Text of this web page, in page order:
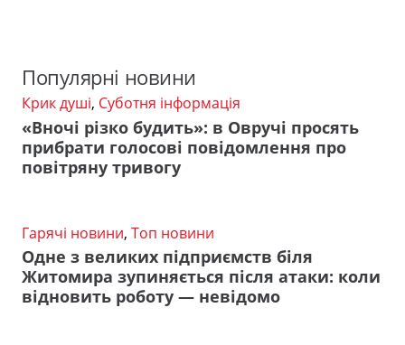
Популярні новини
Крик душі, Суботня інформація
«Вночі різко будить»: в Овручі просять
прибрати голосові повідомлення про
повітряну тривогу
Гарячі новини, Топ новини
Одне з великих підприємств біля
Житомира зупиняється після атаки: коли
відновить роботу — невідомо